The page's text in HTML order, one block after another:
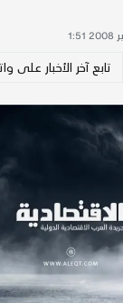
تابع آخر الأخبار على